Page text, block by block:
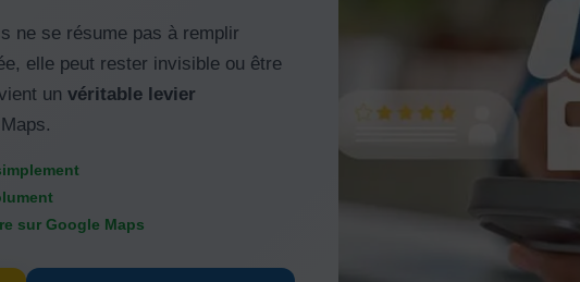
ne se résume pas à remplir
elle peut rester invisible ou être
un véritable levier
sur Google Maps